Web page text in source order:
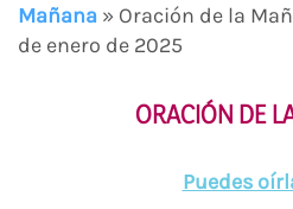
Mañana » Oración de la
de enero de 2025
ORACIÓN DE
Puedes